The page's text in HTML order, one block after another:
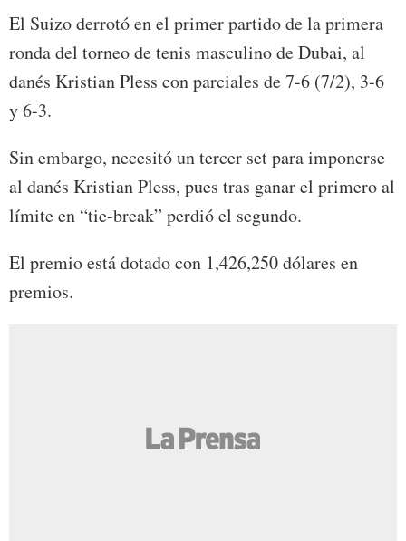
El Suizo derrotó en el primer partido de la primera
ronda del torneo de tenis masculino de Dubai, al
danés Kristian Pless con parciales de 7-6 (7/2), 3-6
y 6-3.
Sin embargo, necesitó un tercer set para imponerse
al danés Kristian Pless, pues tras ganar el primero al
límite en “tie-break” perdió el segundo.
El premio está dotado con 1,426,250 dólares en
premios.